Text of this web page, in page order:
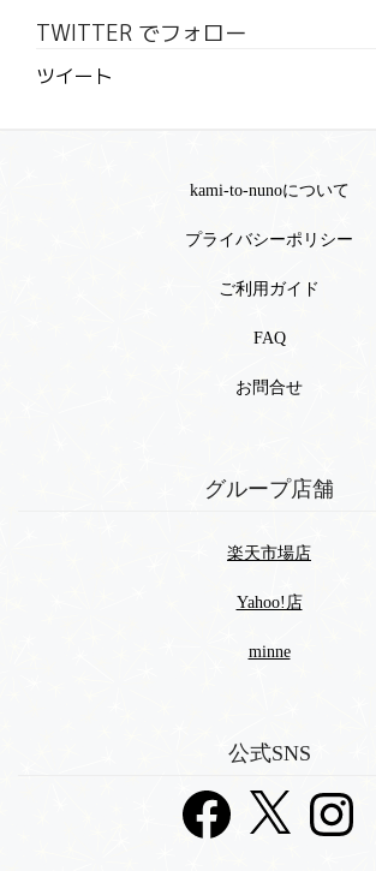
TWITTER でフォロー
ツイート
kami-to-nunoについて
プライバシーポリシー
ご利用ガイド
FAQ
お問合せ
グループ店舗
楽天市場店
Yahoo!店
minne
公式SNS
Facebook